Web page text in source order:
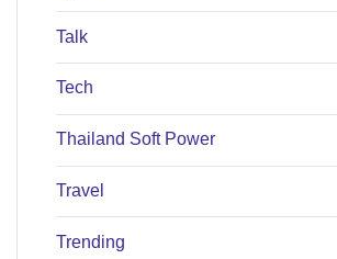
Talk
Tech
Thailand Soft Power
Travel
Trending